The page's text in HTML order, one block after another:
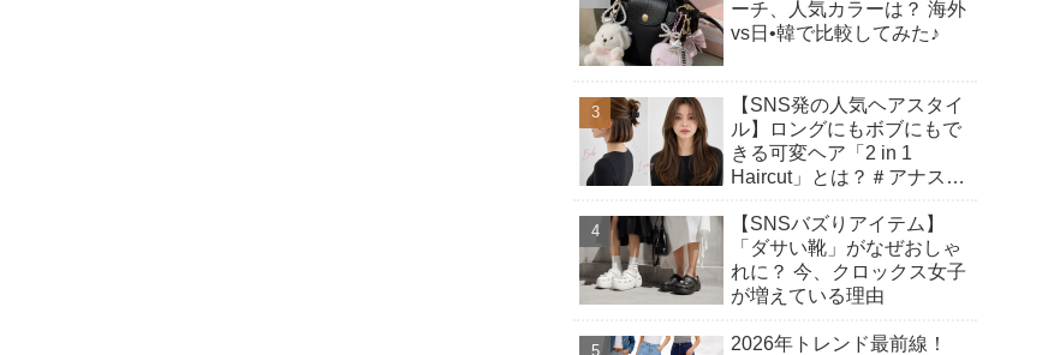
ーチ、人気カラーは？ 海外
vs日•韓で比較してみた♪
【SNS発の人気ヘアスタイ
ル】ロングにもボブにもで
きる可変ヘア「2 in 1
Haircut」とは？＃アナスタ
【SNSバズりアイテム】
「ダサい靴」がなぜおしゃ
れに？ 今、クロックス女子
が増えている理由
2026年トレンド最前線！